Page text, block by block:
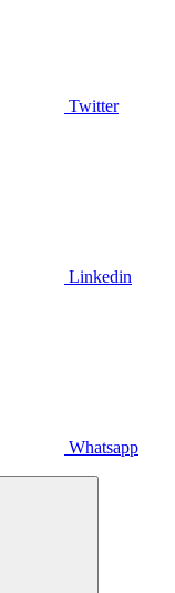
Twitter
Linkedin
Whatsapp